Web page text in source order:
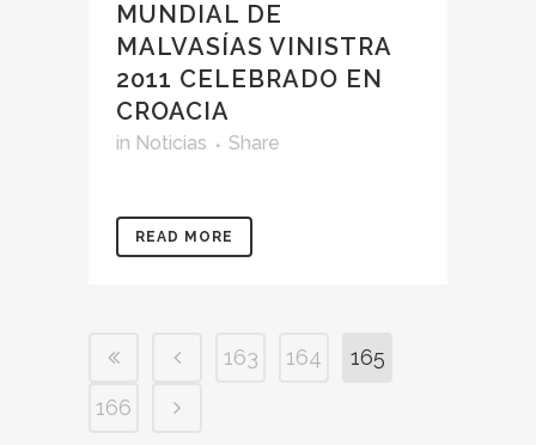
MUNDIAL DE
MALVASÍAS VINISTRA
2011 CELEBRADO EN
CROACIA
in Noticias Share
READ MORE
163 164
165
166